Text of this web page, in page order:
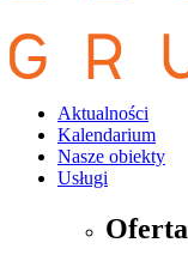
Aktualności
Kalendarium
Nasze obiekty
Usługi
Oferta